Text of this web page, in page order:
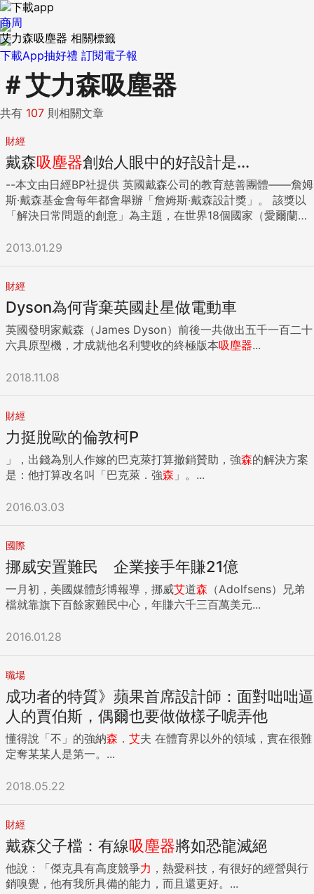
下載App抽好禮 訂閱電子報
商周
艾力森吸塵器 相關標籤
＃艾力森吸塵器
共有 107 則相關文章
財經
戴森吸塵器創始人眼中的好設計是...
--本文由日經BP社提供 英國戴森公司的教育慈善團體——詹姆
斯·戴森基金會每年都會舉辦「詹姆斯·戴森設計獎」。 該獎以
「解決日常問題的創意」為主題，在世界18個國家（愛爾蘭、
加坡、瑞士、西班牙、德國、日本、紐西蘭、法國、比利時、
年詹姆斯·戴森設計獎的各國初審結果於2012年11月8日公佈。
隨後，又在英國進行了最終評審。結果，英國皇家藝術學院
（RCA）畢業生Dan Watson設計的「Safety Net」獲得了國
際一等獎。Safety Net是為應對日益嚴重的漁業濫捕問題而開
發的一個可供小魚逃生的圓環，原理是通過在海洋中發光來指
新投入海中也會死亡的小魚數量。Watson從RCA畢業後創辦
了「Safety Net Technologies」公司，一直在為了將自己所
開發技術變成商品而努力。此次獲獎之後，終於有望使其商品
化。 該大獎賽的特點是，除了獎勵設計師本人1萬英鎊之外，
還會向其畢業學校捐贈1萬英鎊。而且，過去還有幾位獲得一等
獎或二等獎的人進入戴森公司工作。設計大賽體現了戴森站在
人才培養的角度促進設計工程領域發展的執著精神。（記者：
舉辦，旨在鼓勵和培養新一代設計工程人才。 〔評審員〕 日
本初審：柴田文江（產品設計師）、山根一真（寫實作家）等
最終評審：詹姆斯·戴森 〔獎項〕 一等獎1名（獎勵獲獎者1萬
英鎊，向其畢業學校捐贈1萬英鎊），日本一等獎1名（獎勵獲
獎者1千英鎊，向其畢業學校捐贈1千英鎊） 〔報名徵資格與期
限〕 工業設計、產品設計及工程專業學生，以及畢業不滿四年
的畢業生均可報名。報名時間為2012年2月2日～8月2日。11
2013.01.29
財經
Dyson為何背棄英國赴星做電動車
英國發明家戴森（James Dyson）前後一共做出五千一百二十
六具原型機，才成就他名利雙收的終極版本吸塵器...
2018.11.08
財經
力挺脫歐的倫敦柯P
」，出錢為別人作嫁的巴克萊打算撤銷贊助，強森的解決方案
是：他打算改名叫「巴克萊．強森 」。...
2016.03.03
國際
挪威安置難民 企業接手年賺21億
一月初，美國媒體彭博報導，挪威艾道森 （Adolfsens）兄弟
檔就靠旗下百餘家難民中心，年賺六千三百萬美元...
2016.01.28
職場
成功者的特質》蘋果首席設計師：面對咄咄逼
人的賈伯斯，偶爾也要做做樣子唬弄他
懂得說「不」的強納森 ． 艾夫 在體育界以外的領域，實在很難
定奪某某人是第一。...
2018.05.22
財經
戴森父子檔：有線吸塵器將如恐龍滅絕
他說：「傑克具有高度競爭力 ，熱愛科技，有很好的經營與行
銷嗅覺，他有我所具備的能力，而且還更好。...